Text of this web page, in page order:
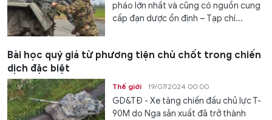
pháo lớn nhất và cũng có nguồn cung
cấp đạn dược ổn định – Tạp chí...
Bài học quý giá từ phương tiện chủ chốt trong chiến
dịch đặc biệt
Thế giới 19/07/2024 00:00
GD&TĐ - Xe tăng chiến đấu chủ lực T-
90M do Nga sản xuất đã trở thành